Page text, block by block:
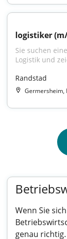
logistiker
Sie suchen
Logistik und
Randstad
Germersheim,
Wenn Sie
genau